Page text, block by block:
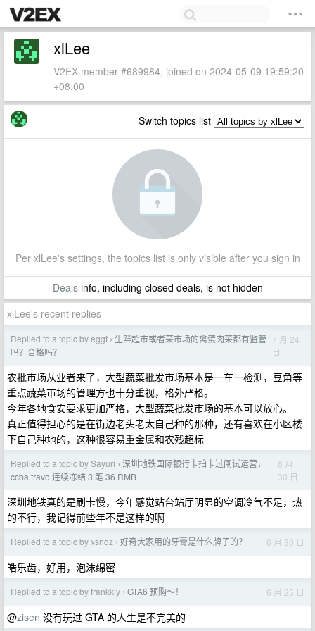
xlLee
V2EX member #689984, joined on 2024-05-09 19:59:20
+08:00
Switch topics list
Per xlLee's settings, the topics list is only visible after you sign in
Dealsinfo, including closed deals, is not hidden
xlLee's recent replies
Replied to a topic by eggt › 生鲜超市或者菜市场的禽蛋肉菜都有监管
吗？合格吗？
7 月 24
日
农批市场从业者来了，大型蔬菜批发市场基本是一车一检测，豆角等
重点蔬菜市场的管理方也十分重视，格外严格。
今年各地食安要求更加严格，大型蔬菜批发市场的基本可以放心。
真正值得担心的是在街边老头老太自己种的那种，还有喜欢在小区楼
下自己种地的，这种很容易重金属和农残超标
Replied to a topic by Sayuri › 深圳地铁国际银行卡拍卡过闸试运营，
ccba travo 连续冻结 3 笔 36 RMB
6 月
30 日
深圳地铁真的是刷卡慢，今年感觉站台站厅明显的空调冷气不足，热
的不行，我记得前些年不是这样的啊
Replied to a topic by xsndz › 好奇大家用的牙膏是什么牌子的？ 6 月 30 日
皓乐齿，好用，泡沫绵密
Replied to a topic by frankkly › GTA6 预购～！ 6 月 25 日
@zisen 没有玩过 GTA 的人生是不完美的